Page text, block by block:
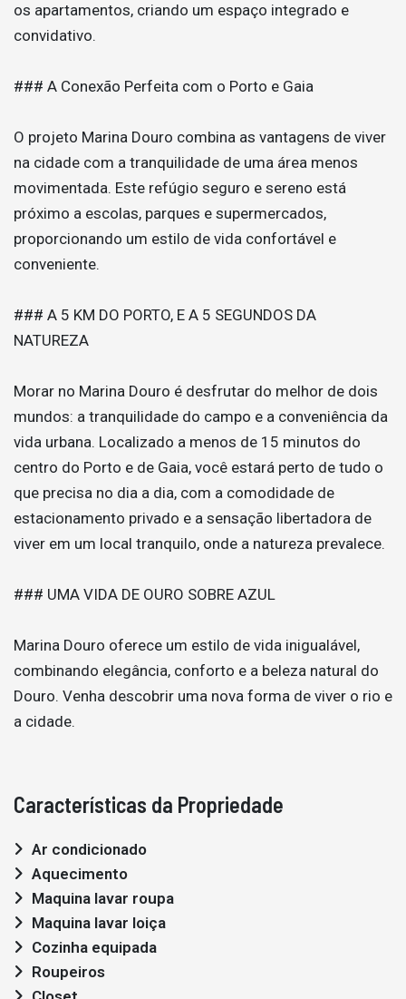
os apartamentos, criando um espaço integrado e
convidativo.
### A Conexão Perfeita com o Porto e Gaia
O projeto Marina Douro combina as vantagens de viver
na cidade com a tranquilidade de uma área menos
movimentada. Este refúgio seguro e sereno está
próximo a escolas, parques e supermercados,
proporcionando um estilo de vida confortável e
conveniente.
### A 5 KM DO PORTO, E A 5 SEGUNDOS DA
NATUREZA
Morar no Marina Douro é desfrutar do melhor de dois
mundos: a tranquilidade do campo e a conveniência da
vida urbana. Localizado a menos de 15 minutos do
centro do Porto e de Gaia, você estará perto de tudo o
que precisa no dia a dia, com a comodidade de
estacionamento privado e a sensação libertadora de
viver em um local tranquilo, onde a natureza prevalece.
### UMA VIDA DE OURO SOBRE AZUL
Marina Douro oferece um estilo de vida inigualável,
combinando elegância, conforto e a beleza natural do
Douro. Venha descobrir uma nova forma de viver o rio e
a cidade.
Características da Propriedade
Ar condicionado
Aquecimento
Maquina lavar roupa
Maquina lavar loiça
Cozinha equipada
Roupeiros